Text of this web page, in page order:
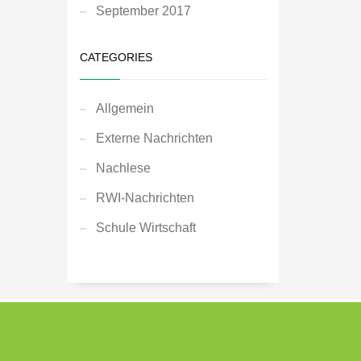
September 2017
CATEGORIES
Allgemein
Externe Nachrichten
Nachlese
RWI-Nachrichten
Schule Wirtschaft